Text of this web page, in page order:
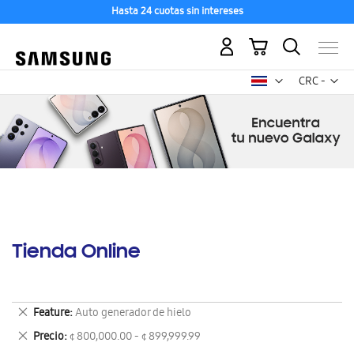
Hasta 24 cuotas sin intereses
CRC -
colón
Mi carrito
Tienda Online
Feature Auto generador de hielo
Eliminar
este
artículo
Precio ¢ 800,000.00 - ¢ 899,999.99
Eliminar